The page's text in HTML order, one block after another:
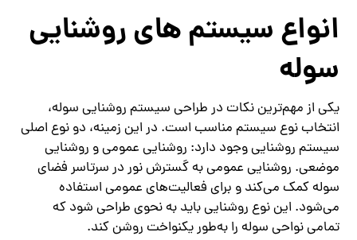
انواع سیستم‌ های روشنایی
سوله
یکی از مهم‌ترین نکات در طراحی سیستم روشنایی سوله،
انتخاب نوع سیستم مناسب است. در این زمینه، دو نوع اصلی
سیستم روشنایی وجود دارد: روشنایی عمومی و روشنایی
موضعی. روشنایی عمومی به گسترش نور در سرتاسر فضای
سوله کمک می‌کند و برای فعالیت‌های عمومی استفاده
می‌شود. این نوع روشنایی باید به نحوی طراحی شود که
تمامی نواحی سوله را به‌طور یکنواخت روشن کند.